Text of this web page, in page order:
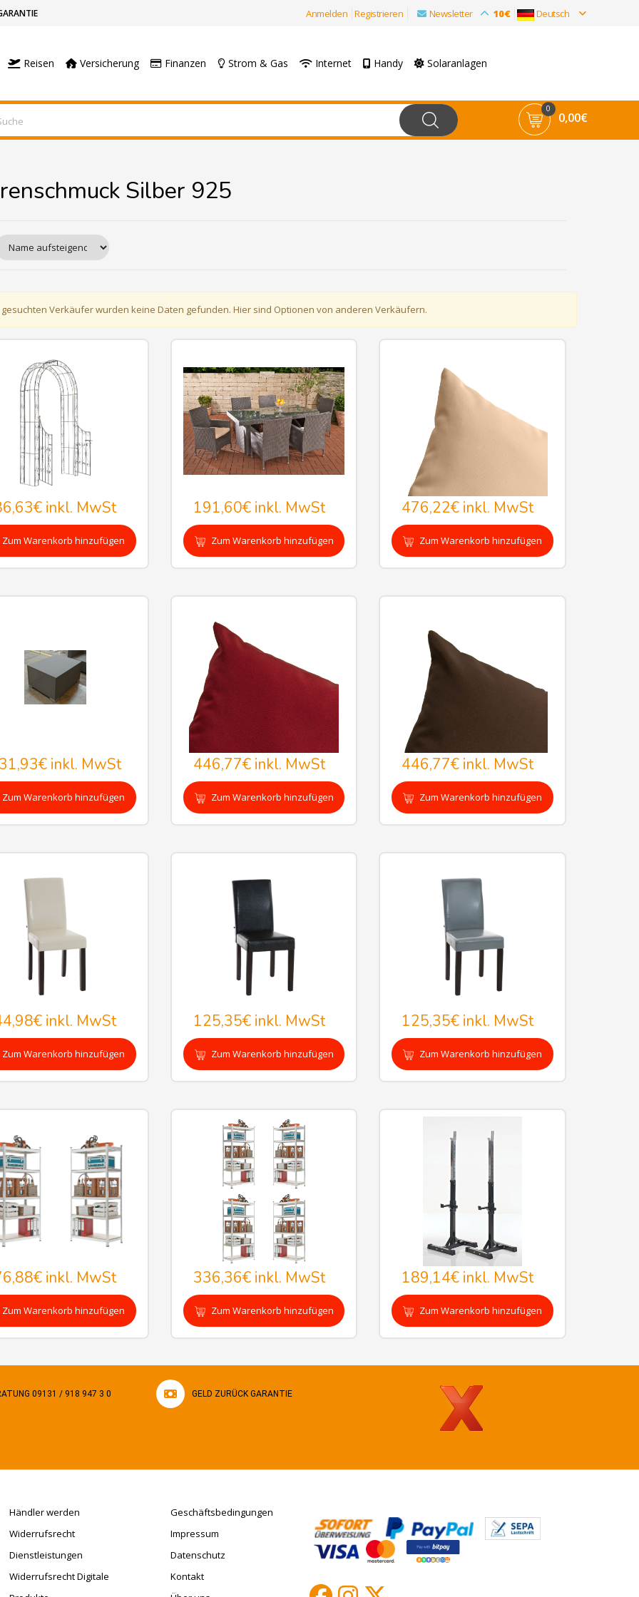
Anmelden Registrieren Newsletter 10€ Deutsch
Reisen Versicherung Finanzen Strom & Gas Internet Handy Solaranlagen
0
0,00€
Silber 925
gesuchten Verkäufer wurden keine Daten gefunden. Hier sind Optionen von anderen Verkäufern.
inkl. MwSt
Zum Warenkorb hinzufügen
191,60€inkl. MwSt
Zum Warenkorb hinzufügen
476,22€ inkl. MwSt
Zum Warenkorb hinzufügen
inkl. MwSt
Zum Warenkorb hinzufügen
446,77€inkl. MwSt
Zum Warenkorb hinzufügen
446,77€ inkl. MwSt
Zum Warenkorb hinzufügen
inkl. MwSt
Zum Warenkorb hinzufügen
125,35€inkl. MwSt
Zum Warenkorb hinzufügen
125,35€ inkl. MwSt
Zum Warenkorb hinzufügen
inkl. MwSt
Zum Warenkorb hinzufügen
336,36€inkl. MwSt
Zum Warenkorb hinzufügen
189,14€ inkl. MwSt
Zum Warenkorb hinzufügen
09131 / 918 947 3 0 GELD ZURÜCK GARANTIE
Händler werden
Widerrufsrecht
Dienstleistungen
Widerrufsrecht Digitale
Geschäftsbedingungen
Impressum
Datenschutz
Kontakt